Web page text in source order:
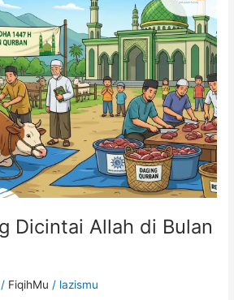
Dicintai Allah di Bulan
/ FiqihMu / lazismu